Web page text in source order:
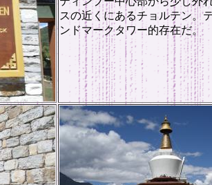
スの近くにあるチョルテン。
ンドマークタワー的存在だ。